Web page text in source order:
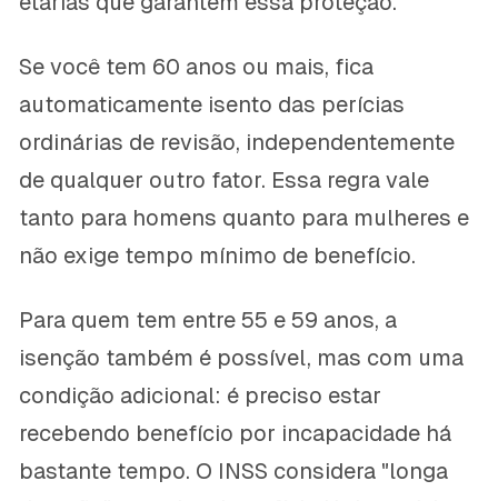
Se você tem 60 anos ou mais, fica
automaticamente isento das perícias
ordinárias de revisão, independentemente
de qualquer outro fator. Essa regra vale
tanto para homens quanto para mulheres e
não exige tempo mínimo de benefício.
Para quem tem entre 55 e 59 anos, a
isenção também é possível, mas com uma
condição adicional: é preciso estar
recebendo benefício por incapacidade há
bastante tempo. O INSS considera "longa